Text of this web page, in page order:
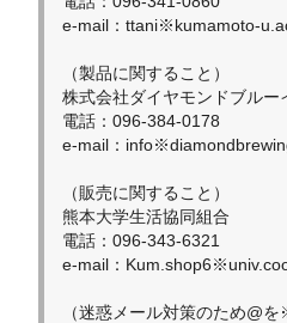
e-mail：ttani※kumamoto-
（製品に関すること）
株式会社ダイヤモンドブルー
電話：096-384-0178
e-mail：
（販売に関すること）
熊本大学生活協同組合
電話：096-343-6321
e-mail：
（迷惑メール対策のため@